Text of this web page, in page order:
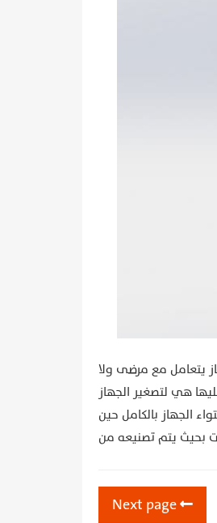
يتعامل مع مرضى ولا
هي لتصغير الجهاز
الجهاز بالكامل حين
Next page